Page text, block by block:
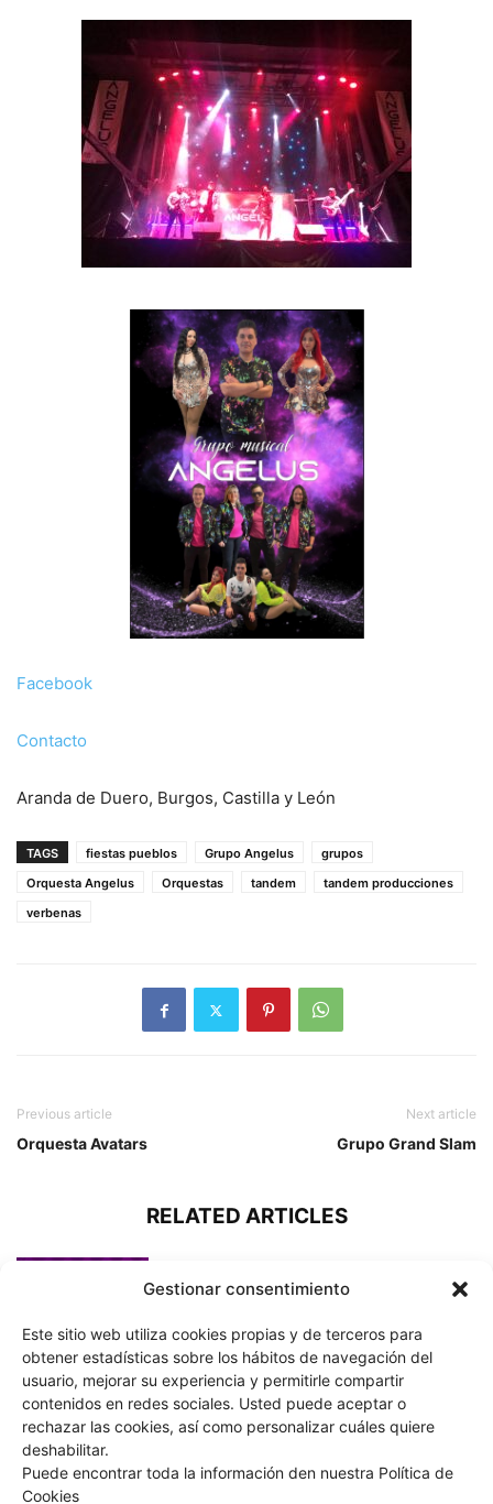
Gestionar consentimiento
Este sitio web utiliza cookies propias y de terceros para
obtener estadísticas sobre los hábitos de navegación del
usuario, mejorar su experiencia y permitirle compartir
contenidos en redes sociales. Usted puede aceptar o
rechazar las cookies, así como personalizar cuáles quiere
deshabilitar.
Puede encontrar toda la información den nuestra Política de
Cookies
Facebook
Contacto
Aranda de Duero, Burgos, Castilla y León
TAGS fiestas pueblos Grupo Angelus
grupos
Orquesta Angelus
Orquestas tandem
tandem producciones
verbenas
Previous article
Orquesta Avatars
Next article
Grupo Grand Slam
RELATED ARTICLES
Orquesta Arcane Show